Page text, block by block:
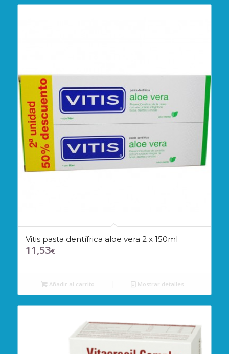
Vitis pasta dentífrica aloe vera 2 x 150ml
11,53€
Añadir al carrito Mostrar detalles